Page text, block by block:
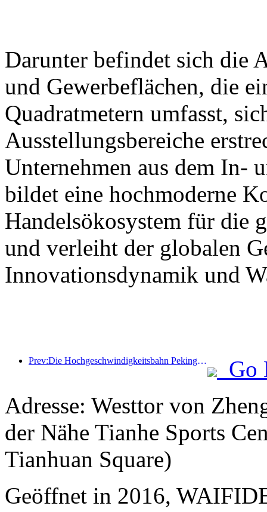
Darunter befindet sich die
und Gewerbeflächen, die
Quadratmetern umfasst,
Ausstellungsbereiche
Unternehmen aus dem In-
bildet eine hochmoderne
Handelsökosystem für die
und verleiht der globalen
Innovationsdynamik und
Prev:Die Hochgeschwindigkeitsbahn Peking-Shanghai und das China Railway Economics Institute haben eine strategische Kooperation vereinbart, um gemeinsam die qualitativ hochwertige Entwicklung der Hochgeschwindigkeitsbahn voranzutreiben.
Go
Adresse: Westtor von
der Nähe Tianhe Sports
Tianhuan Square)
Geöffnet in 2016,